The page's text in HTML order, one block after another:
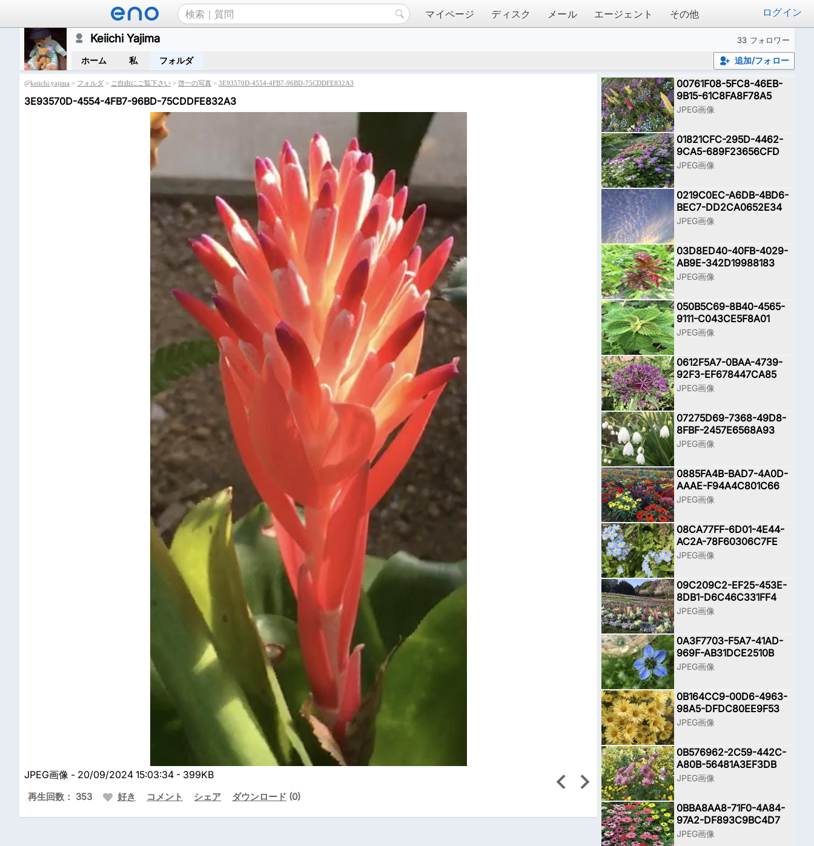
マイページ ディスク メール エージェント その他 ログイン
33 フォロワー
Keiichi Yajima
追加/フォロー
ホーム 私 フォルダ
@keiichi.yajima > フォルダ > ご自由にご覧下さい > 啓一の写真 > 3E93570D-4554-4FB7-96BD-75CDDFE832A3
3E93570D-4554-4FB7-96BD-75CDDFE832A3
JPEG画像 - 20/09/2024 15:03:34 - 399KB
再生回数： 353 好き コメント シェア ダウンロード (0)
00761F08-5FC8-46EB-
9B15-61C8FA8F78A5
JPEG画像
01821CFC-295D-4462-
9CA5-689F23656CFD
JPEG画像
0219C0EC-A6DB-4BD6-
BEC7-DD2CA0652E34
JPEG画像
03D8ED40-40FB-4029-
AB9E-342D19988183
JPEG画像
050B5C69-8B40-4565-
9111-C043CE5F8A01
JPEG画像
0612F5A7-0BAA-4739-
92F3-EF678447CA85
JPEG画像
07275D69-7368-49D8-
8FBF-2457E6568A93
JPEG画像
0885FA4B-BAD7-4A0D-
AAAE-F94A4C801C66
JPEG画像
08CA77FF-6D01-4E44-
AC2A-78F60306C7FE
JPEG画像
09C209C2-EF25-453E-
8DB1-D6C46C331FF4
JPEG画像
0A3F7703-F5A7-41AD-
969F-AB31DCE2510B
JPEG画像
0B164CC9-00D6-4963-
98A5-DFDC80EE9F53
JPEG画像
0B576962-2C59-442C-
A80B-56481A3EF3DB
JPEG画像
0BBA8AA8-71F0-4A84-
97A2-DF893C9BC4D7
JPEG画像